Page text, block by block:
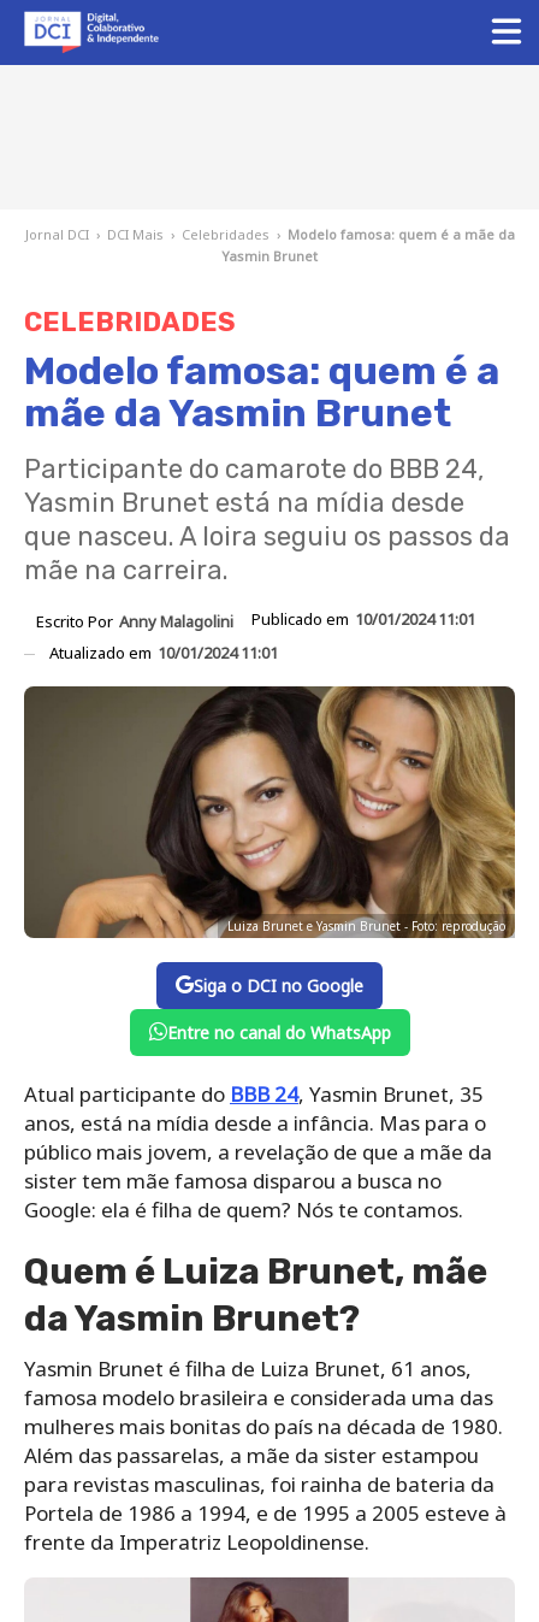
Jornal DCI › DCI Mais › Celebridades › Modelo famosa: quem é a mãe da
Yasmin Brunet
CELEBRIDADES
Modelo famosa: quem é a
mãe da Yasmin Brunet
Participante do camarote do BBB 24,
Yasmin Brunet está na mídia desde
que nasceu. A loira seguiu os passos da
mãe na carreira.
Escrito Por Anny Malagolini Publicado em 10/01/2024 11:01
Atualizado em 10/01/2024 11:01
Luiza Brunet e Yasmin Brunet - Foto: reprodução
Siga o DCI no Google
Entre no canal do WhatsApp
Atual participante do BBB 24, Yasmin Brunet, 35
anos, está na mídia desde a infância. Mas para o
público mais jovem, a revelação de que a mãe da
sister tem mãe famosa disparou a busca no
Google: ela é filha de quem? Nós te contamos.
Quem é Luiza Brunet, mãe
da Yasmin Brunet?
Yasmin Brunet é filha de Luiza Brunet, 61 anos,
famosa modelo brasileira e considerada uma das
mulheres mais bonitas do país na década de 1980.
Além das passarelas, a mãe da sister estampou
para revistas masculinas, foi rainha de bateria da
Portela de 1986 a 1994, e de 1995 a 2005 esteve à
frente da Imperatriz Leopoldinense.